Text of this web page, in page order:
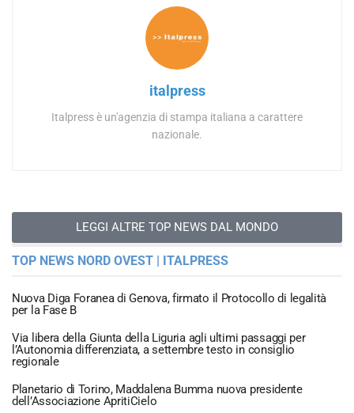
italpress
Italpress è un'agenzia di stampa italiana a carattere
nazionale.
LEGGI ALTRE TOP NEWS DAL MONDO
TOP NEWS NORD OVEST | ITALPRESS
Nuova Diga Foranea di Genova, firmato il Protocollo di legalità
per la Fase B
Via libera della Giunta della Liguria agli ultimi passaggi per
l’Autonomia differenziata, a settembre testo in consiglio
regionale
Planetario di Torino, Maddalena Bumma nuova presidente
dell’Associazione ApritiCielo